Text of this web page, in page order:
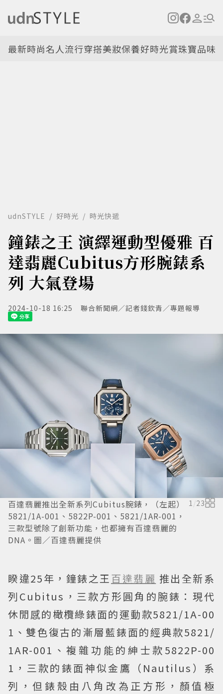
最新時尚名人流行穿搭美妝保養好時光賞珠寶品味
udnSTYLE 好時光 時光快遞
鐘錶之王 演繹運動型優雅 百
達翡麗Cubitus方形腕錶系
列 大氣登場
2024-10-18 16:25 聯合新聞網／記者錢欽青／專題報導
百達翡麗推出全新系列Cubitus腕錶，（左起）
5821/1A-001、5822P-001、5821/1AR-001，
三款型號除了創新功能，也都擁有百達翡麗的
DNA。圖／百達翡麗提供
1/23
睽違25年，鐘錶之王百達翡麗 推出全新系
列Cubitus，三款方形圓角的腕錶：現代
休閒感的橄欖綠錶面的運動款5821/1A-00
1、雙色復古的漸層藍錶面的經典款5821/
1AR-001、複雜功能的紳士款5822P-00
1，三款的錶面神似金鷹（Nautilus）系
列，但錶殼由八角改為正方形，顏值極